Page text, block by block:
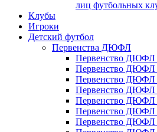
лиц футбольных
Клубы
Игроки
Детский футбол
Первенства ДЮФЛ
Первенство ДЮФЛ
Первенство ДЮФЛ
Первенство ДЮФЛ
Первенство ДЮФЛ
Первенство ДЮФЛ
Первенство ДЮФЛ
Первенство ДЮФЛ